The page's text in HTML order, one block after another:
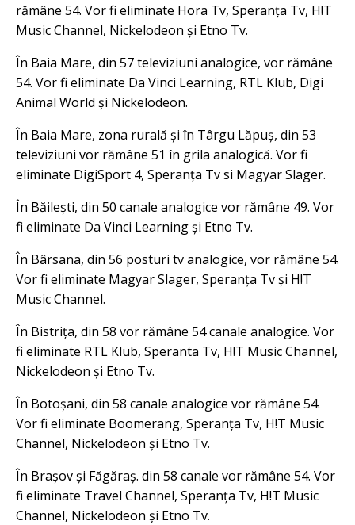
rămâne 54. Vor fi eliminate Hora Tv, Speranța Tv, H!T
Music Channel, Nickelodeon și Etno Tv.
În Baia Mare, din 57 televiziuni analogice, vor rămâne
54. Vor fi eliminate Da Vinci Learning, RTL Klub, Digi
Animal World și Nickelodeon.
În Baia Mare, zona rurală și în Târgu Lăpuș, din 53
televiziuni vor rămâne 51 în grila analogică. Vor fi
eliminate DigiSport 4, Speranța Tv si Magyar Slager.
În Băilești, din 50 canale analogice vor rămâne 49. Vor
fi eliminate Da Vinci Learning și Etno Tv.
În Bârsana, din 56 posturi tv analogice, vor rămâne 54.
Vor fi eliminate Magyar Slager, Speranța Tv și H!T
Music Channel.
În Bistrița, din 58 vor rămâne 54 canale analogice. Vor
fi eliminate RTL Klub, Speranta Tv, H!T Music Channel,
Nickelodeon și Etno Tv.
În Botoșani, din 58 canale analogice vor rămâne 54.
Vor fi eliminate Boomerang, Speranța Tv, H!T Music
Channel, Nickelodeon și Etno Tv.
În Brașov și Făgăraș. din 58 canale vor rămâne 54. Vor
fi eliminate Travel Channel, Speranța Tv, H!T Music
Channel, Nickelodeon și Etno Tv.